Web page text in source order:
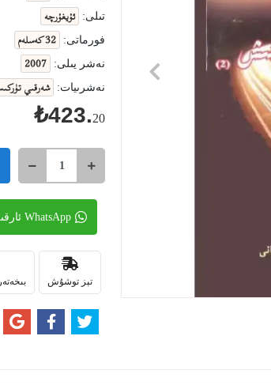
تىلى: ئۇيغۇرچە
فورماتى: 32 كەسلەم
نەشر يىلى: 2007
نەشرىيات: شەرقىي
₺423.20
WhatsApp ئارقىلىق ئالاقىلىشىڭ
تېز توشۇش